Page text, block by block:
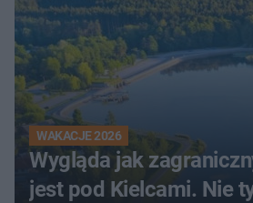
WAKACJE 2026
Wygląda jak
jest pod Kielcami. Nie